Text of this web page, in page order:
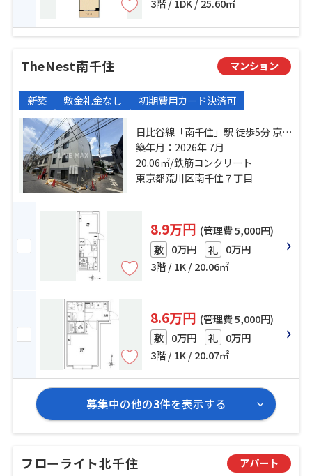
3階 / 1DK / 25.60㎡
TheNest南千住 マンション
新築 敷金礼金なし 初期費用カード決済可
日比谷線「南千住」駅 徒歩5分 京成
本線「千住大橋」駅 徒歩10分 都電
荒川線「三ノ輪橋」駅 徒歩12分
築年月：2026年 7月
20.06㎡/鉄筋コンクリート
東京都荒川区南千住７丁目
8.9万円 (管理費 5,000円)
敷 0万円 礼 0万円
3階 / 1K / 20.06㎡
8.6万円 (管理費 5,000円)
敷 0万円 礼 0万円
3階 / 1K / 20.07㎡
募集中の他の3件を表示する
フローライト北千住 アパート